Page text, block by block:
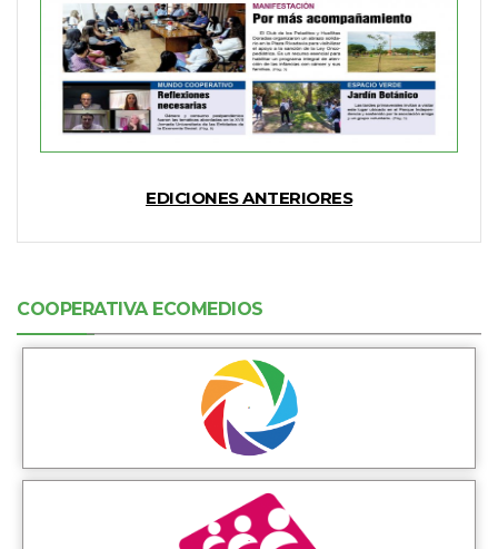
EDICIONES ANTERIORES
COOPERATIVA ECOMEDIOS